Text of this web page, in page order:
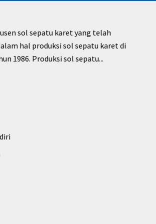
sol sepatu karet yang telah
hal produksi sol sepatu karet di
1986. Produksi sol sepatu...